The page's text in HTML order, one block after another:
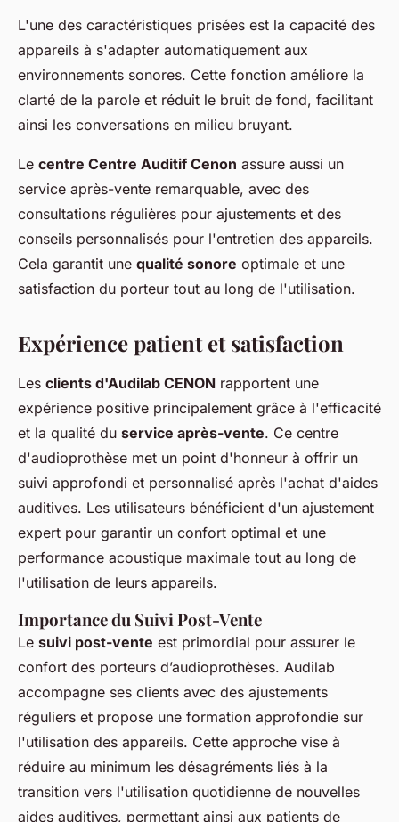
L'une des caractéristiques prisées est la capacité des
appareils à s'adapter automatiquement aux
environnements sonores. Cette fonction améliore la
clarté de la parole et réduit le bruit de fond, facilitant
ainsi les conversations en milieu bruyant.
Le centre Centre Auditif Cenon assure aussi un
service après-vente remarquable, avec des
consultations régulières pour ajustements et des
conseils personnalisés pour l'entretien des appareils.
Cela garantit une qualité sonore optimale et une
satisfaction du porteur tout au long de l'utilisation.
Expérience patient et satisfaction
Les clients d'Audilab CENON rapportent une
expérience positive principalement grâce à l'efficacité
et la qualité du service après-vente. Ce centre
d'audioprothèse met un point d'honneur à offrir un
suivi approfondi et personnalisé après l'achat d'aides
auditives. Les utilisateurs bénéficient d'un ajustement
expert pour garantir un confort optimal et une
performance acoustique maximale tout au long de
l'utilisation de leurs appareils.
Importance du Suivi Post-Vente
Le suivi post-vente est primordial pour assurer le
confort des porteurs d’audioprothèses. Audilab
accompagne ses clients avec des ajustements
réguliers et propose une formation approfondie sur
l'utilisation des appareils. Cette approche vise à
réduire au minimum les désagréments liés à la
transition vers l'utilisation quotidienne de nouvelles
aides auditives, permettant ainsi aux patients de